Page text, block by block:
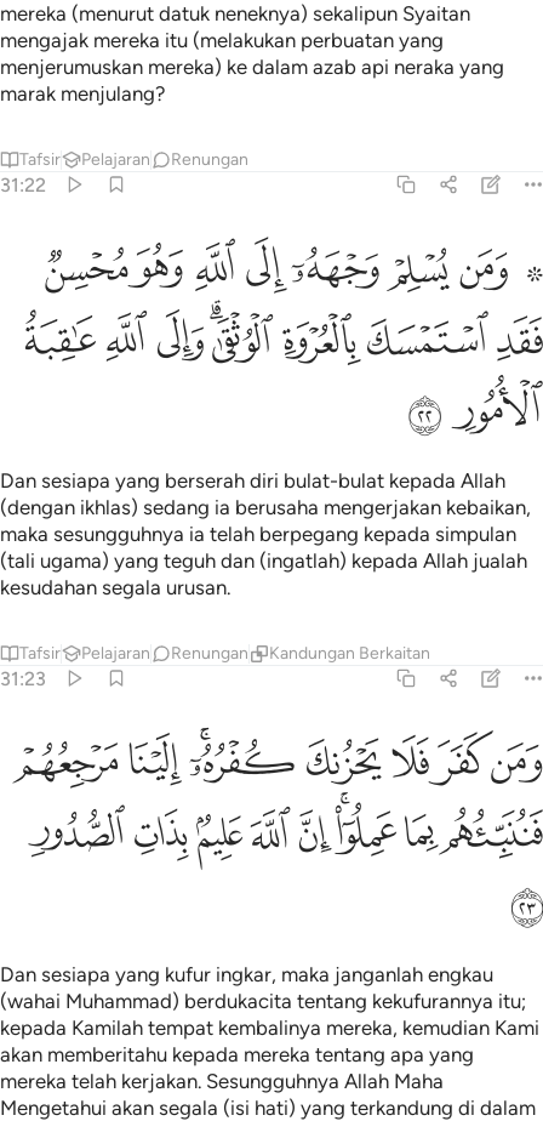
mereka (menurut datuk neneknya) sekalipun Syaitan
mengajak mereka itu (melakukan perbuatan yang
menjerumuskan mereka) ke dalam azab api neraka yang
marak menjulang?
Tafsir Pelajaran Renungan
31:22
۞ ومن يسلم وجهه الى الله وهو محسن فقد استمسك بالعروة الوثقى
۞ وَمَن يُسْلِمْ وَجْهَهُۥٓ إِلَى ٱللَّهِ وَهُوَ مُحْسِنٌۭ فَقَدِ ٱسْتَمْسَكَ
ﱸ ﱹﱺﱻﱼﱽﱾﱿ
ﲀﲁﲂﲃﲄﲅﲆﲇ
ﲈﲉ
Dan sesiapa yang berserah diri bulat-bulat kepada Allah
(dengan ikhlas) sedang ia berusaha mengerjakan kebaikan,
maka sesungguhnya ia telah berpegang kepada simpulan
(tali ugama) yang teguh dan (ingatlah) kepada Allah jualah
kesudahan segala urusan.
Tafsir Pelajaran Renungan Kandungan Berkaitan
31:23
ومن كفر فلا يحزنك كفره الينا مرجعهم فننبيهم بما عملوا ان الله عليم
وَمَن كَفَرَ فَلَا يَحْزُنكَ كُفْرُهُۥٓ ۚ إِلَيْنَا مَرْجِعُهُمْ فَنُنَبِّئُهُم
ﲊﲋﲌﲍﲎﲏﲐﲑ
ﲒﲓﲔﲕﲖﲗﲘﲙﲚ
ﲛ
Dan sesiapa yang kufur ingkar, maka janganlah engkau
(wahai Muhammad) berdukacita tentang kekufurannya itu;
kepada Kamilah tempat kembalinya mereka, kemudian Kami
akan memberitahu kepada mereka tentang apa yang
mereka telah kerjakan. Sesungguhnya Allah Maha
Mengetahui akan segala (isi hati) yang terkandung di dalam